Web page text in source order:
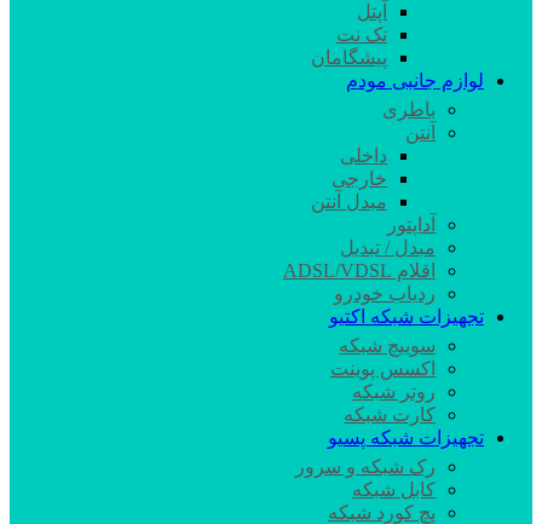
آپتل
تک نت
پیشگامان
لوازم جانبی مودم
باطری
آنتن
داخلی
خارجی
مبدل آنتن
آداپتور
مبدل / تبدیل
اقلام ADSL/VDSL
ردیاب خودرو
تجهیزات شبکه اکتیو
سوییچ شبکه
اکسس پوینت
روتر شبکه
کارت شبکه
تجهیزات شبکه پسیو
رک شبکه و سرور
کابل شبکه
پچ کورد شبکه